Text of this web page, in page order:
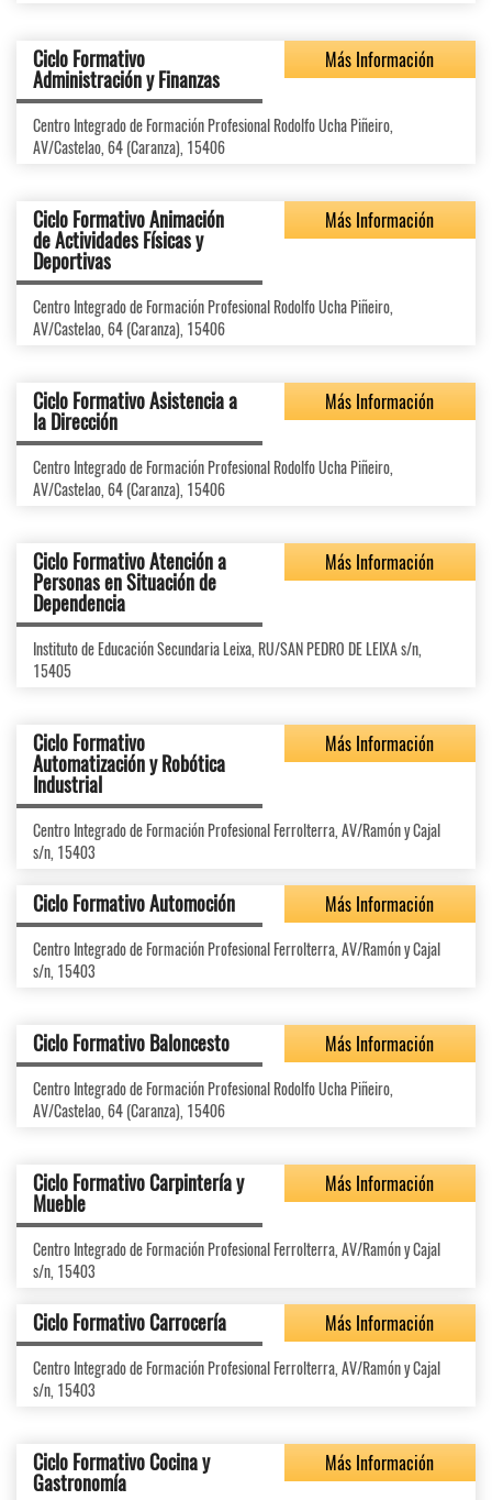
Ciclo Formativo
Administración y Finanzas
Más Información
Centro Integrado de Formación Profesional Rodolfo Ucha Piñeiro,
AV/Castelao, 64 (Caranza), 15406
Ciclo Formativo Animación
de Actividades Físicas y
Deportivas
Más Información
Centro Integrado de Formación Profesional Rodolfo Ucha Piñeiro,
AV/Castelao, 64 (Caranza), 15406
Ciclo Formativo Asistencia a
la Dirección
Más Información
Centro Integrado de Formación Profesional Rodolfo Ucha Piñeiro,
AV/Castelao, 64 (Caranza), 15406
Ciclo Formativo Atención a
Personas en Situación de
Dependencia
Más Información
Instituto de Educación Secundaria Leixa, RU/SAN PEDRO DE LEIXA s/n,
15405
Ciclo Formativo
Automatización y Robótica
Industrial
Más Información
Centro Integrado de Formación Profesional Ferrolterra, AV/Ramón y Cajal
s/n, 15403
Ciclo Formativo Automoción Más Información
Centro Integrado de Formación Profesional Ferrolterra, AV/Ramón y Cajal
s/n, 15403
Ciclo Formativo Baloncesto Más Información
Centro Integrado de Formación Profesional Rodolfo Ucha Piñeiro,
AV/Castelao, 64 (Caranza), 15406
Ciclo Formativo Carpintería y
Mueble
Más Información
Centro Integrado de Formación Profesional Ferrolterra, AV/Ramón y Cajal
s/n, 15403
Ciclo Formativo Carrocería Más Información
Centro Integrado de Formación Profesional Ferrolterra, AV/Ramón y Cajal
s/n, 15403
Ciclo Formativo Cocina y
Gastronomía
Más Información